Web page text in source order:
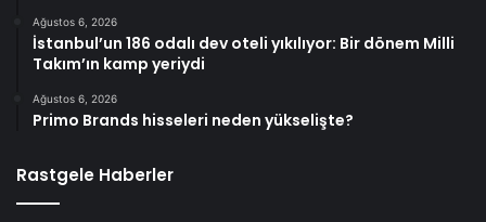
Ağustos 6, 2026
İstanbul’un 186 odalı dev oteli yıkılıyor: Bir dönem Milli
Takım’ın kamp yeriydi
Ağustos 6, 2026
Primo Brands hisseleri neden yükselişte?
Rastgele Haberler